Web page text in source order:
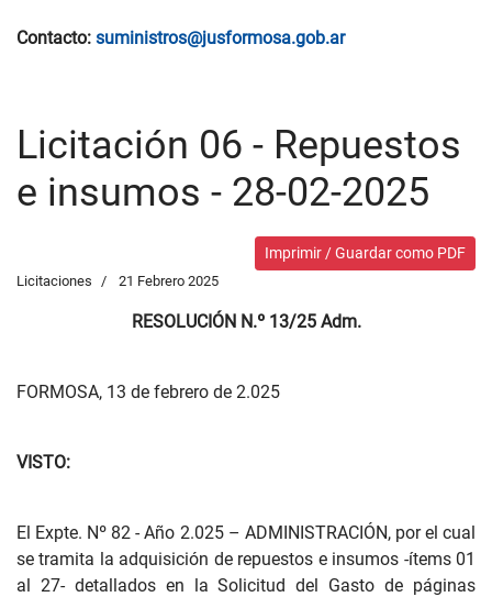
Contacto: suministros@jusformosa.gob.ar
Licitación 06 - Repuestos
e insumos - 28-02-2025
Imprimir / Guardar como PDF
Licitaciones 21 Febrero 2025
RESOLUCIÓN N.º 13/25 Adm.
FORMOSA, 13 de febrero de 2.025
VISTO:
El Expte. Nº 82 - Año 2.025 – ADMINISTRACIÓN, por el cual
se tramita la adquisición de repuestos e insumos -ítems 01
al 27- detallados en la Solicitud del Gasto de páginas